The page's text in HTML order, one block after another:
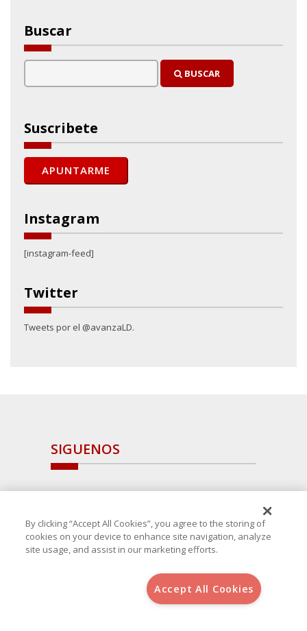
Buscar
BUSCAR
Suscribete
Instagram
[instagram-feed]
Twitter
Tweets por el @avanzaLD.
SIGUENOS
, S.L.U.(B-64405731) c/ San Norberto
By clicking “Accept All Cookies”, you agree to the storing of
cookies on your device to enhance site navigation, analyze
site usage, and assist in our marketing efforts.
Accept All Cookies